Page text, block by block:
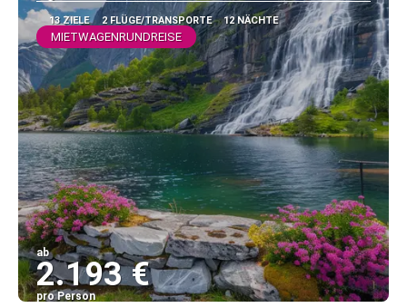
13 ZIELE 2 FLÜGE/TRANSPORTE 12 NÄCHTE
MIETWAGENRUNDREISE
ab
2.193 €
pro Person